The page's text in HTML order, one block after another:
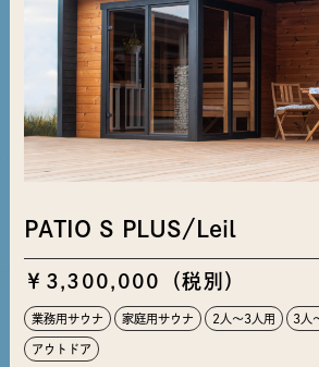
PATIO S PLUS/Leil
￥3,300,000（税別）
業務用サウナ 家庭用サウナ 2人〜3人用 3人
アウトドア